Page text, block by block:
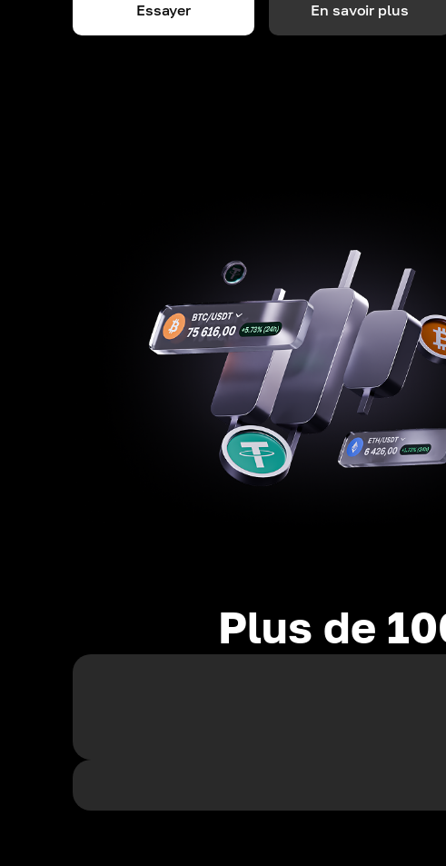
Essayer En savoir plus
Plus de